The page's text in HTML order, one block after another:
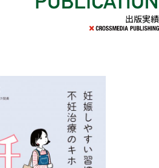
出版実績